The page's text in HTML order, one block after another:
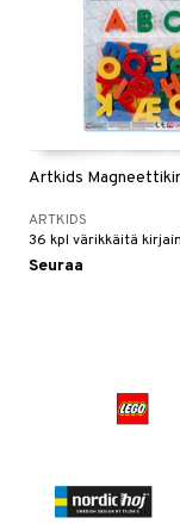
Artkids
ARTKIDS
36 kpl värikkäitä
Seuraa